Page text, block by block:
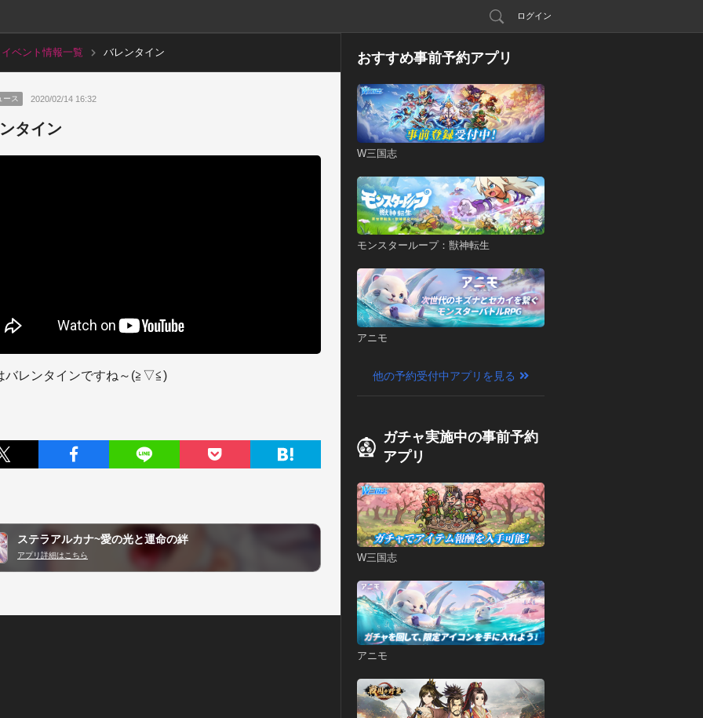
ログイン
イベント情報一覧 バレンタイン
ース 2020/02/14 16:32
タイン
バレンタインですね～(≧▽≦)
ステラアルカナ~愛の光と運命の絆
アプリ詳細はこちら
おすすめ事前予約アプリ
W三国志
モンスターループ：獣神転生
アニモ
他の予約受付中アプリを見る
ガチャ実施中の事前予約
アプリ
W三国志
アニモ